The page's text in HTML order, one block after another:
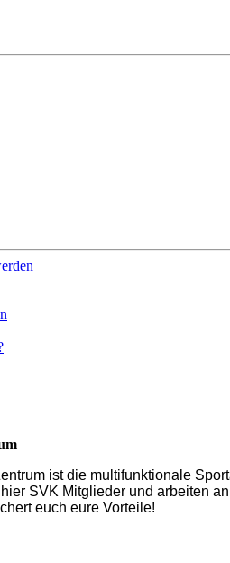
ist die multifunktionale
SVK Mitglieder und arbeiten
euch eure Vorteile!